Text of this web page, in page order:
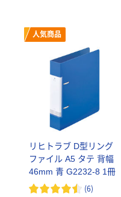
人気商品
リヒトラブ D型リング
ファイル A5 タテ 背幅
46mm 青 G2232-8 1冊
(6)